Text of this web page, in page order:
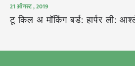
21 ऑगस्ट , 2019
टू किल अ मॉकिंग बर्ड: हार्पर ली: